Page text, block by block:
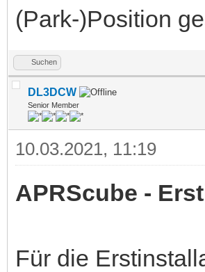
(Park-)Position
Suchen
DL3DCW
Senior Member
10.03.2021, 11:19
APRScube -
Für die